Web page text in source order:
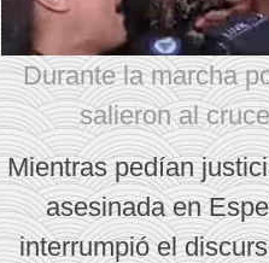
Durante la marcha
salieron al
Mientras pedían
asesinada en
interrumpió el